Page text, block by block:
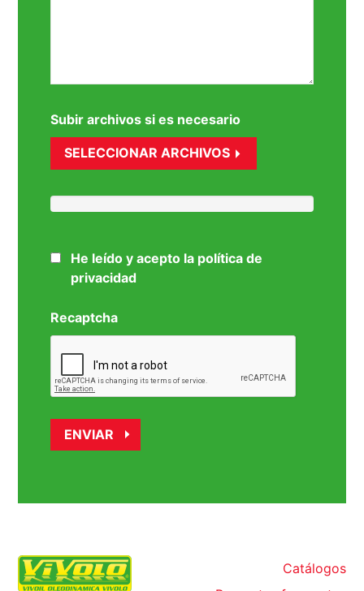
Subir archivos si es necesario
SELECCIONAR ARCHIVOS
He leído y acepto la política de
privacidad
Recaptcha
Catálogos